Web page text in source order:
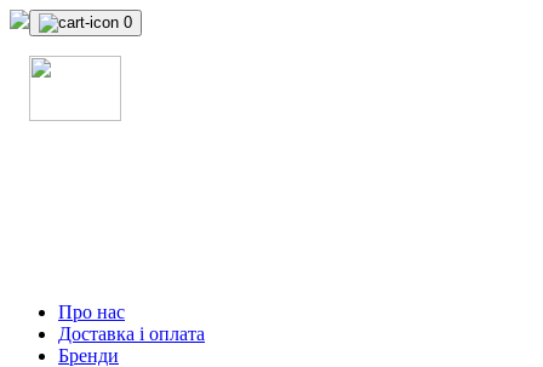
0
Про нас
Доставка і оплата
Бренди